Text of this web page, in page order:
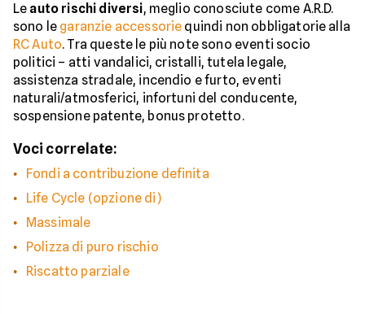
Le auto rischi diversi, meglio conosciute come A.R.D.
sono le garanzie accessorie quindi non obbligatorie alla
RC Auto. Tra queste le più note sono eventi socio
politici – atti vandalici, cristalli, tutela legale,
assistenza stradale, incendio e furto, eventi
naturali/atmosferici, infortuni del conducente,
sospensione patente, bonus protetto.
Voci correlate:
Fondi a contribuzione definita
Life Cycle (opzione di)
Massimale
Polizza di puro rischio
Riscatto parziale